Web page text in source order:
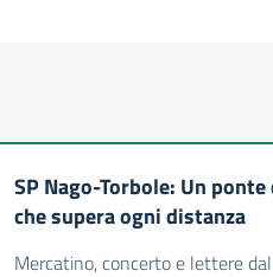
SP Nago-Torbole: Un
che supera ogni distanza
Mercatino, concerto e lettere